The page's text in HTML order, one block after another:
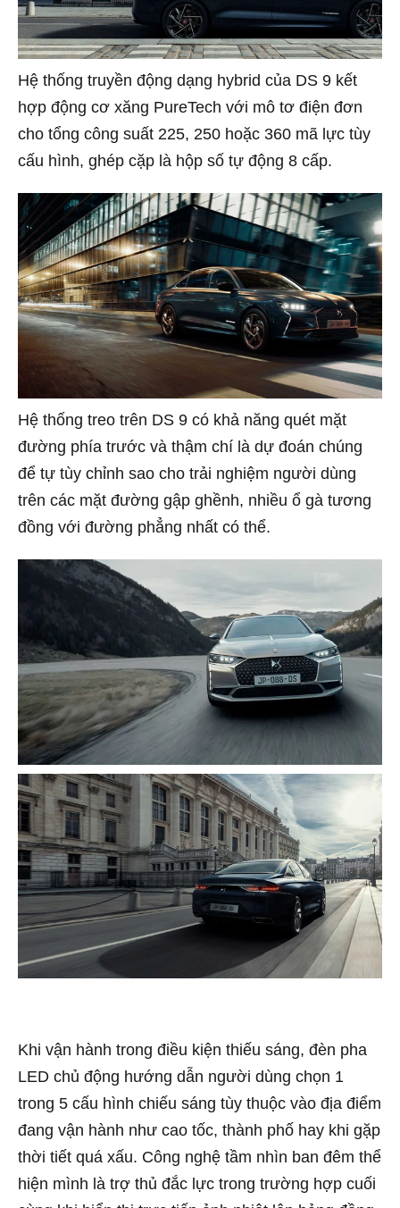
Hệ thống truyền động dạng hybrid của DS 9 kết
hợp động cơ xăng PureTech với mô tơ điện đơn
cho tổng công suất 225, 250 hoặc 360 mã lực tùy
cấu hình, ghép cặp là hộp số tự động 8 cấp.
Hệ thống treo trên DS 9 có khả năng quét mặt
đường phía trước và thậm chí là dự đoán chúng
để tự tùy chỉnh sao cho trải nghiệm người dùng
trên các mặt đường gập ghềnh, nhiều ổ gà tương
đồng với đường phẳng nhất có thể.
Khi vận hành trong điều kiện thiếu sáng, đèn pha
LED chủ động hướng dẫn người dùng chọn 1
trong 5 cấu hình chiếu sáng tùy thuộc vào địa điểm
đang vận hành như cao tốc, thành phố hay khi gặp
thời tiết quá xấu. Công nghệ tầm nhìn ban đêm thể
hiện mình là trợ thủ đắc lực trong trường hợp cuối